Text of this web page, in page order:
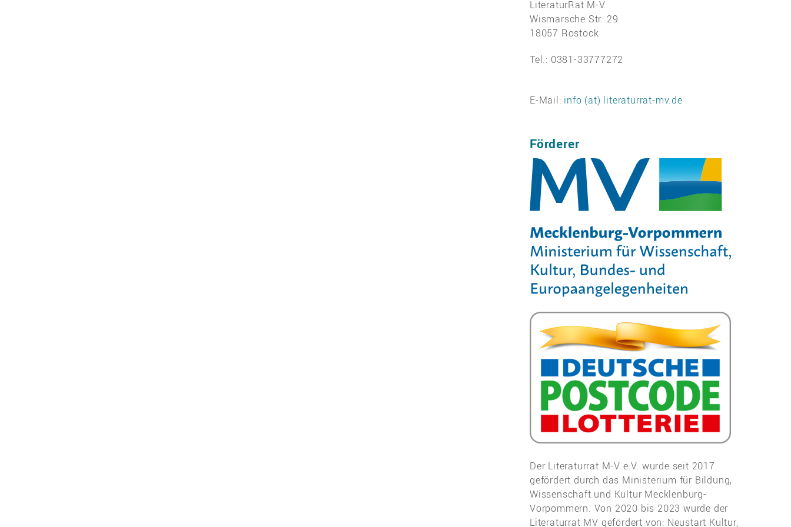
LiteraturRat M-V
Wismarsche Str. 29
18057 Rostock
Tel.: 0381-33777272
E-Mail: info (at) literaturrat-mv.de
Förderer
Der Literaturrat M-V e.V. wurde seit 2017
gefördert durch das Ministerium für Bildung,
Wissenschaft und Kultur Mecklenburg-
Vorpommern. Von 2020 bis 2023 wurde der
Literaturrat MV gefördert von: Neustart Kultur,